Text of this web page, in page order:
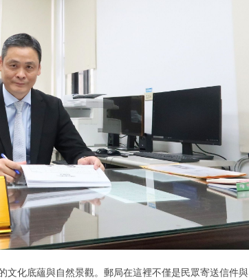
化底蘊與自然景觀。郵局在這裡不僅是民眾寄送信件與